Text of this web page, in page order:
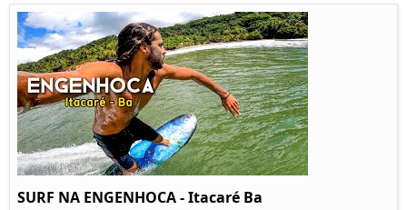
SURF NA ENGENHOCA - Itacaré Ba